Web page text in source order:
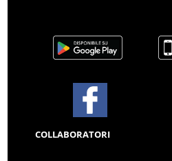
COLLABORATORI